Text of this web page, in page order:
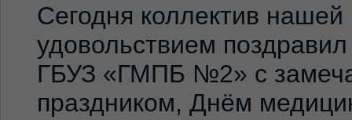
Сегодня коллектив
удовольствием
ГБУЗ «ГМПБ №2» с
праздником, Днём